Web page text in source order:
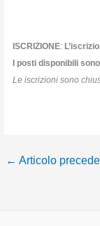
ISCRIZIONE:
I posti disponibili
Le iscrizioni sono
← Articolo